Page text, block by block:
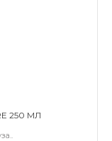
250 МЛ